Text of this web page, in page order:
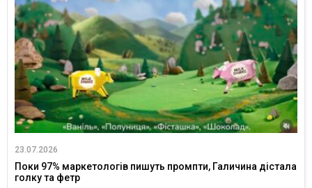
23.07.2026
Поки 97% маркетологів пишуть промпти, Галичина дістала
голку та фетр